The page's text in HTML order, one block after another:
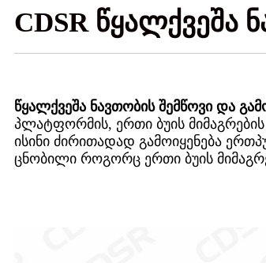
CDSR წყალქვეშა
წყალქვეშა ნავთობის შემწოვი და
პლატფორმის, ერთი ბუის მიმაგრების
ისინი ძირითადად გამოიყენება
ცნობილი როგორც ერთი ბუის